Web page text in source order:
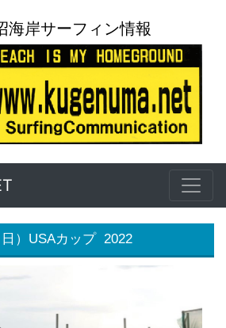
海岸サーフィン情報
）USAカップ 2022